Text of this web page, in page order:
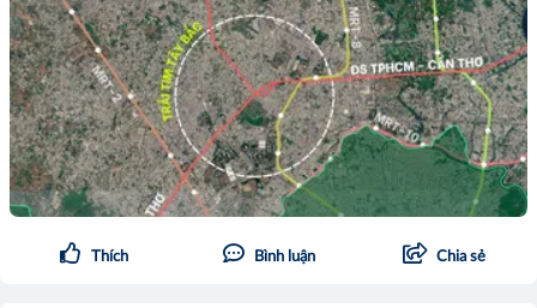
Thích Bình luận Chia sẻ